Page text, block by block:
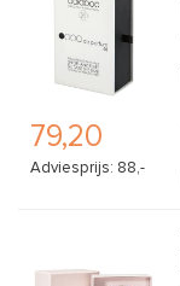
79,20
Adviesprijs: 88,-